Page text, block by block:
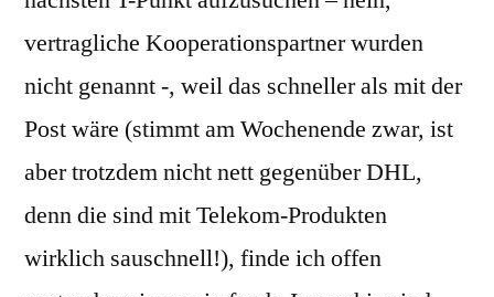
vertragliche Kooperationspartner wurden
nicht genannt -, weil das schneller als mit der
Post wäre (stimmt am Wochenende zwar, ist
aber trotzdem nicht nett gegenüber DHL,
denn die sind mit Telekom-Produkten
wirklich sauschnell!), finde ich offen